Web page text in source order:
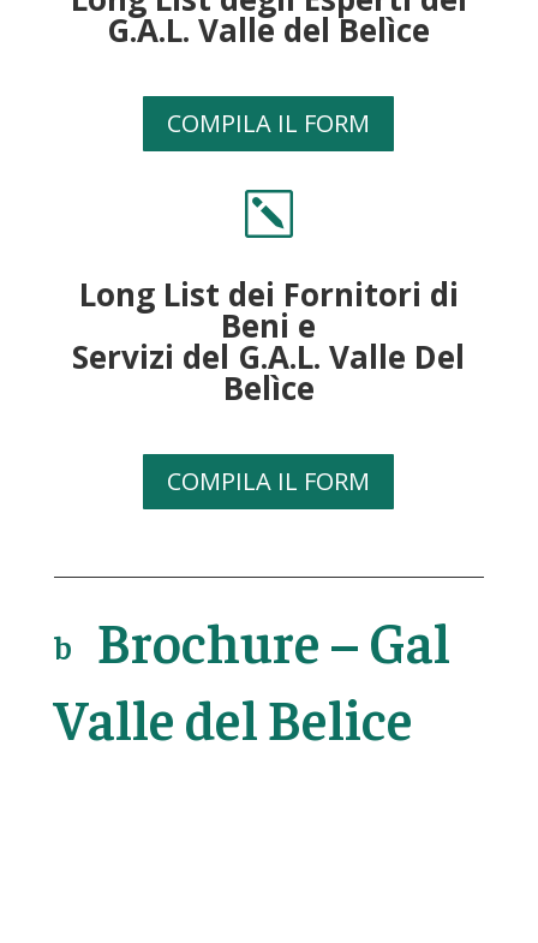
G.A.L. Valle del Belìce
COMPILA IL FORM
k
Long List dei Fornitori di
Beni e
Servizi del G.A.L. Valle Del
Belìce
COMPILA IL FORM
b
o
k
Brochure – Gal
Valle del Belice